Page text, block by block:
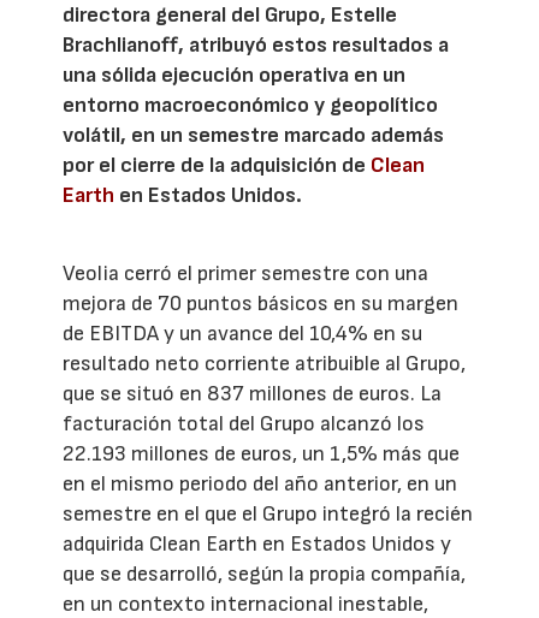
directora general del Grupo, Estelle
Brachlianoff, atribuyó estos resultados a
una sólida ejecución operativa en un
entorno macroeconómico y geopolítico
volátil, en un semestre marcado además
por el cierre de la adquisición de Clean
Earth en Estados Unidos.
Veolia cerró el primer semestre con una
mejora de 70 puntos básicos en su margen
de EBITDA y un avance del 10,4% en su
resultado neto corriente atribuible al Grupo,
que se situó en 837 millones de euros. La
facturación total del Grupo alcanzó los
22.193 millones de euros, un 1,5% más que
en el mismo periodo del año anterior, en un
semestre en el que el Grupo integró la recién
adquirida Clean Earth en Estados Unidos y
que se desarrolló, según la propia compañía,
en un contexto internacional inestable,